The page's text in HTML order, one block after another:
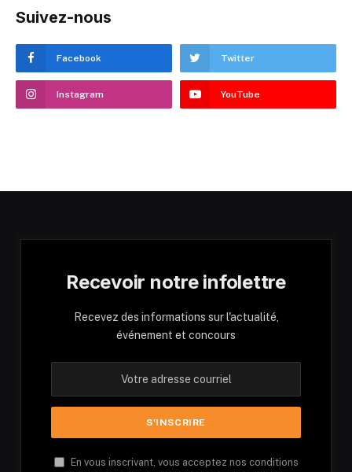
Suivez-nous
Facebook Twitter
Instagram YouTube
Recevoir notre infolettre
Recevez des informations sur l'actualité,
événement et concours
En vous inscrivant, vous acceptez nos conditions